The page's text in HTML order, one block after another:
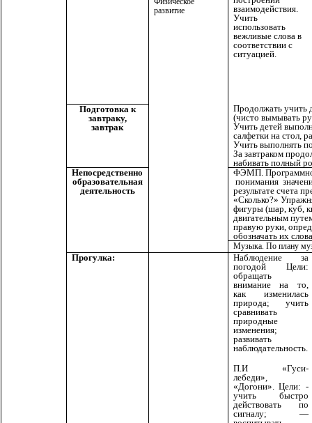
развитие
взаимодействия.
Учить
использовать
вежливые слова в
соответствии с
ситуацией.
Подготовка к
завтраку,
завтрак
Продолжать учить
(чисто вымывать
Учить детей
салфетки на стол,
Учить выполнять
За завтраком
набивать полный
Непосредственно
образовательная
деятельность
ФЭМП.
понимания
результате счета
«Сколько?»
фигуры (шар, куб,
двигательным
правую руки,
обозначать их
Музыка. По плану
Прогулка:
Наблюдение за
погодой Цели:
обращать
внимание на то,
как изменилась
природа; учить
сравнивать
природные
изменения;
развивать
наблюдательность.
П.И «Гуси-
лебеди»,
«Догони». Цели: -
учить быстро
действовать по
сигналу; —